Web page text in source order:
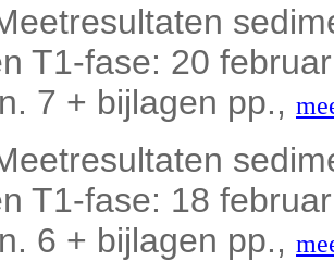
T1-fase: 20
7 + bijlagen pp.,
T1-fase: 18
6 + bijlagen pp.,